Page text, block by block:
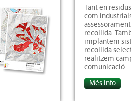
Tant en
com
recollida.
implantem
recollida
realitzem
comunicació.
Més info